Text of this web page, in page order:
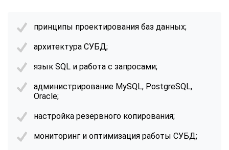
принципы проектирования баз данных;
архитектура СУБД;
язык SQL и работа с запросами;
администрирование MySQL, PostgreSQL,
Oracle;
настройка резервного копирования;
мониторинг и оптимизация работы СУБД;